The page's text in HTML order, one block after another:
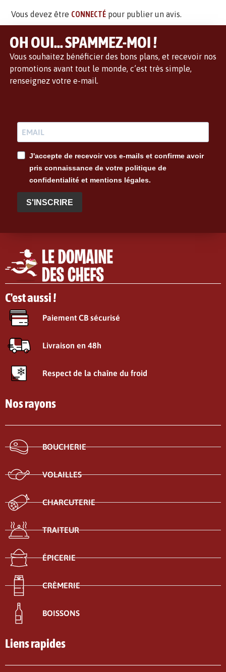
Vous devez être CONNECTÉ pour publier un avis.
OH OUI... SPAMMEZ-MOI !
Vous souhaitez bénéficier des bons plans, et recevoir nos
promotions avant tout le monde, c’est très simple,
renseignez votre e-mail.
J'accepte de recevoir vos e-mails et confirme avoir
pris connaissance de votre politique de
confidentialité et mentions légales.
S'INSCRIRE
C'est aussi !
Paiement CB sécurisé
Livraison en 48h
Respect de la chaîne du froid
Nos rayons
BOUCHERIE
VOLAILLES
CHARCUTERIE
TRAITEUR
ÉPICERIE
CRÈMERIE
BOISSONS
Liens rapides